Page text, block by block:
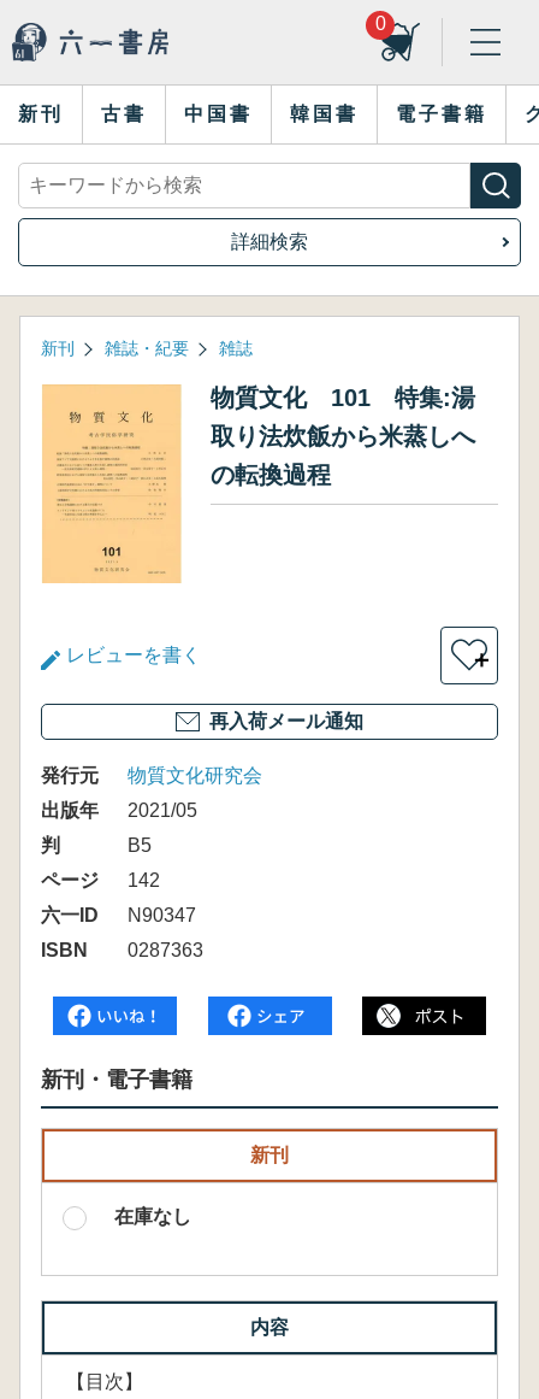
0
新刊 古書 中国書 韓国書 電子書籍
詳細検索
新刊 雑誌・紀要 雑誌
物質文化 101 特集:湯
取り法炊飯から米蒸しへ
の転換過程
レビューを書く ＋
再入荷メール通知
発行元
物質文化研究会
出版年
2021/05
判
B5
ページ
142
六一ID
N90347
ISBN
0287363
新刊・電子書籍
新刊
在庫なし
内容
【目次】